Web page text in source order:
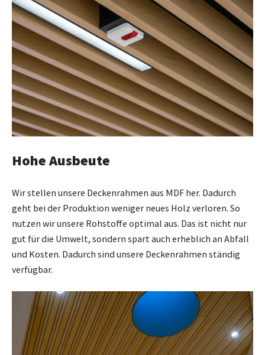
Hohe Ausbeute
Wir stellen unsere Deckenrahmen aus MDF her. Dadurch
geht bei der Produktion weniger neues Holz verloren. So
nutzen wir unsere Rohstoffe optimal aus. Das ist nicht nur
gut für die Umwelt, sondern spart auch erheblich an Abfall
und Kosten. Dadurch sind unsere Deckenrahmen ständig
verfügbar.